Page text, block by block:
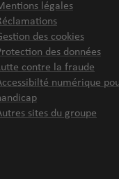
légales
des cookies
des données
contre la fraude
numérique
sites du groupe